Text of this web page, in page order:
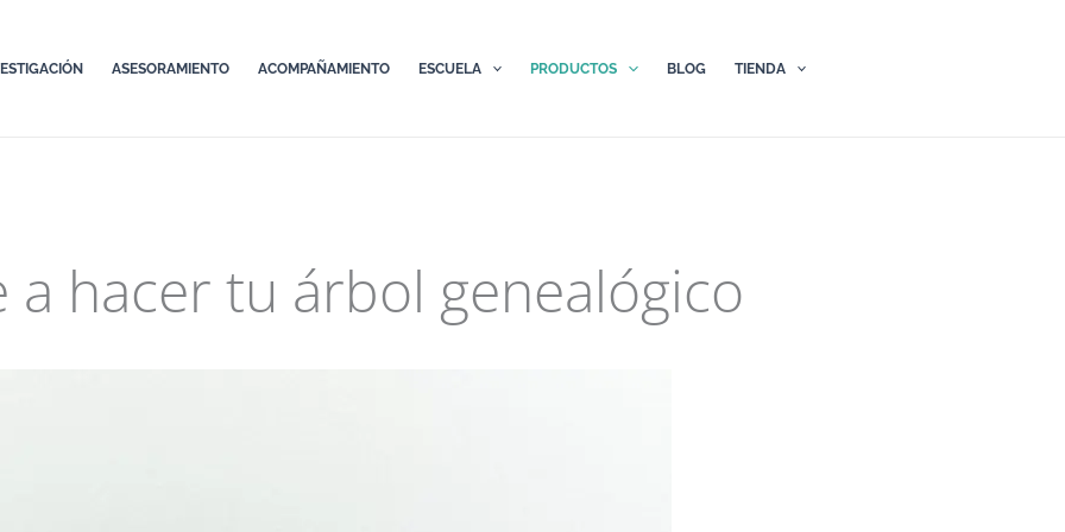
ASESORAMIENTO ACOMPAÑAMIENTO ESCUELA PRODUCTOS BLOG TIENDA
a hacer tu árbol genealógico